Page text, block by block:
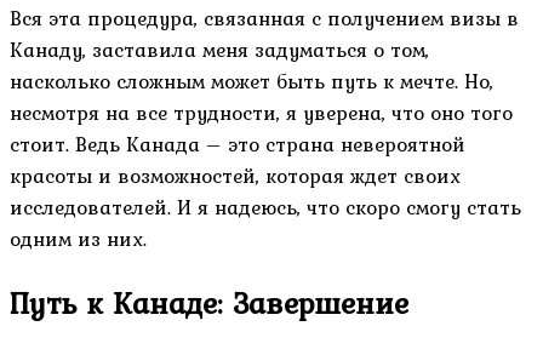
Вся эта процедура, связанная с получением визы в
Канаду, заставила меня задуматься о том,
насколько сложным может быть путь к мечте. Но,
несмотря на все трудности, я уверена, что оно того
стоит. Ведь Канада – это страна невероятной
красоты и возможностей, которая ждет своих
исследователей. И я надеюсь, что скоро смогу стать
одним из них.
Путь к Канаде: Завершение